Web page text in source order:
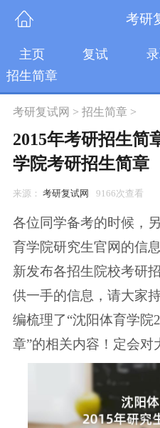
考研
主页 复试
招生简章
考研复试网 > 招生简章>
2015年考研招生简
学院考研招生简章
来源： 考研复试网 9166次查看
各位同学备考的时候，
育学院研究生官网的信
新发布各招生院校考研
供一手的信息，请大家
编梳理了“沈阳体育学院
章”的相关内容！定会对